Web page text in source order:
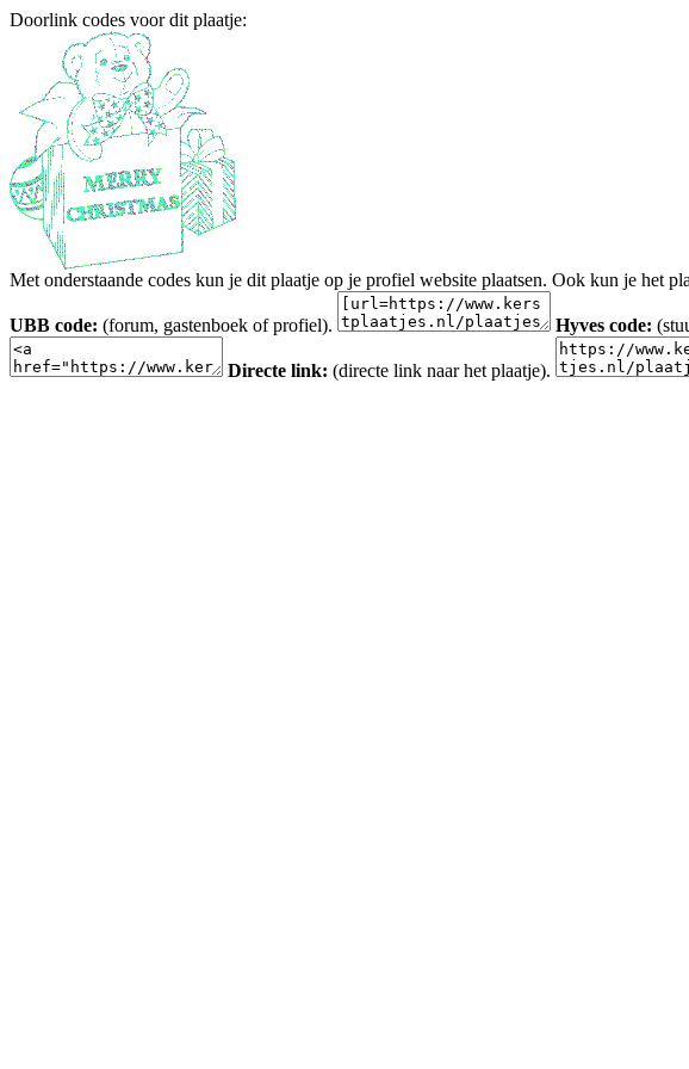
Doorlink codes voor dit plaatje:
Met onderstaande codes kun je dit plaatje op je profiel website plaatsen. Ook kun je het
UBB code: (forum, gastenboek of profiel). Hyves code:
Directe link: (directe link naar het plaatje).